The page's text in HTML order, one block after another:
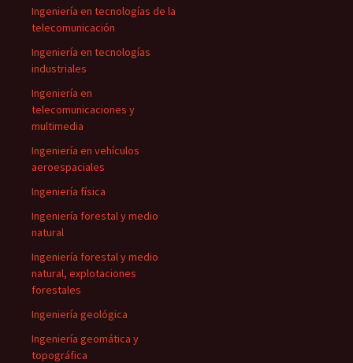
Ingeniería en tecnologías de la
telecomunicación
Ingeniería en tecnologías
industriales
Ingeniería en
telecomunicaciones y
multimedia
Ingeniería en vehículos
aeroespaciales
Ingeniería física
Ingeniería forestal y medio
natural
Ingeniería forestal y medio
natural, explotaciones
forestales
Ingeniería geológica
Ingeniería geomática y
topográfica